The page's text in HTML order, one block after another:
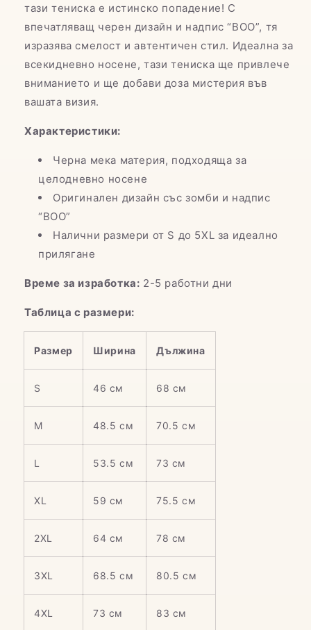
тази тениска е истинско попадение! С
впечатляващ черен дизайн и надпис “ВОО”, тя
изразява смелост и автентичен стил. Идеална за
всекидневно носене, тази тениска ще привлече
вниманието и ще добави доза мистерия във
вашата визия.
Характеристики:
Черна мека материя, подходяща за
целодневно носене
Оригинален дизайн със зомби и надпис
“ВОО”
Налични размери от S до 5XL за идеално
прилягане
Време за изработка: 2-5 работни дни
Таблица с размери:
Размер Ширина Дължина
S 46 см 68 см
M 48.5 см 70.5 см
L 53.5 см 73 см
XL 59 см 75.5 см
2XL 64 см 78 см
3XL 68.5 см 80.5 см
4XL 73 см 83 см